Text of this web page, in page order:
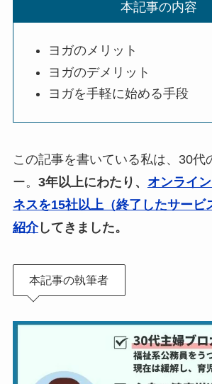
本記事の内容
ヨガのメリット
ヨガのデメリット
ヨガを手軽に始める手段
この記事を書いている私は、30代
ー。 3年以上にわたり、 オンライ
ネスを15社以上（終了したサービ
紹介してきました。
本記事の執筆者